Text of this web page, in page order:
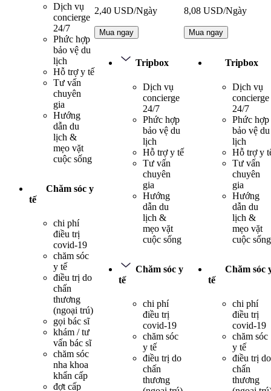
Dịch vụ
concierge
24/7
Phức hợp
bảo vệ du
lịch
Hỗ trợ y tế
Tư vấn
chuyên
gia
Hướng
dẫn du
lịch &
mẹo vặt
cuộc sống
Chăm sóc y
tế
chi phí
điều trị
covid-19
chăm sóc
y tế
điều trị do
chấn
thương
(ngoại trú)
gọi bác sĩ
khám / tư
vấn bác sĩ
chăm sóc
nha khoa
khẩn cấp
đợt cấp
2,40 USD/Ngày
Mua ngay
Tripbox
Dịch vụ
concierge
24/7
Phức hợp
bảo vệ du
lịch
Hỗ trợ y tế
Tư vấn
chuyên
gia
Hướng
dẫn du
lịch &
mẹo vặt
cuộc sống
Chăm sóc y
tế
chi phí
điều trị
covid-19
chăm sóc
y tế
điều trị do
chấn
thương
8,08 USD/Ngày
Mua ngay
Tripbox
Dịch vụ
concierge
24/7
Phức hợp
bảo vệ du
lịch
Hỗ trợ y
Tư vấn
chuyên
gia
Hướng
dẫn du
lịch &
mẹo vặt
cuộc sống
Chăm sóc
tế
chi phí
điều trị
covid-19
chăm sóc
y tế
điều trị do
chấn
thương